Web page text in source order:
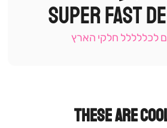
|
תומכי
-
SUPER FAST
לכללללל חלקי הארץ
THESE ARE